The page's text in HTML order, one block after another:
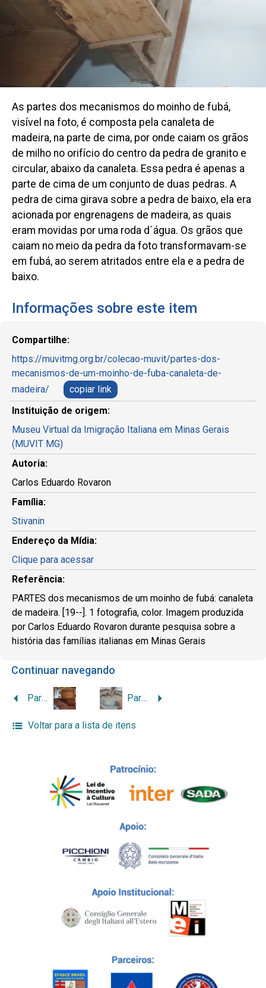
As partes dos mecanismos do moinho de fubá,
visível na foto, é composta pela canaleta de
madeira, na parte de cima, por onde caiam os grãos
de milho no orifício do centro da pedra de granito e
circular, abaixo da canaleta. Essa pedra é apenas a
parte de cima de um conjunto de duas pedras. A
pedra de cima girava sobre a pedra de baixo, ela era
acionada por engrenagens de madeira, as quais
eram movidas por uma roda d´água. Os grãos que
caiam no meio da pedra da foto transformavam-se
em fubá, ao serem atritados entre ela e a pedra de
baixo.
Informações sobre este item
Compartilhe:
https://muvitmg.org.br/colecao-muvit/partes-dos-
mecanismos-de-um-moinho-de-fuba-canaleta-de-
madeira/
copiar link
Instituição de origem:
Museu Virtual da Imigração Italiana em Minas Gerais
(MUVIT MG)
Autoria:
Carlos Eduardo Rovaron
Família:
Stivanin
Endereço da Mídia:
Clique para acessar
Referência:
PARTES dos mecanismos de um moinho de fubá: canaleta
de madeira. [19--]. 1 fotografia, color. Imagem produzida
por Carlos Eduardo Rovaron durante pesquisa sobre a
história das famílias italianas em Minas Gerais
Continuar navegando
Parte do conjunto de mecanismos que compunham a máquina de beneficiar café Partes dos mecanismos de um moinho de fubá: mó de cima
Voltar para a lista de itens